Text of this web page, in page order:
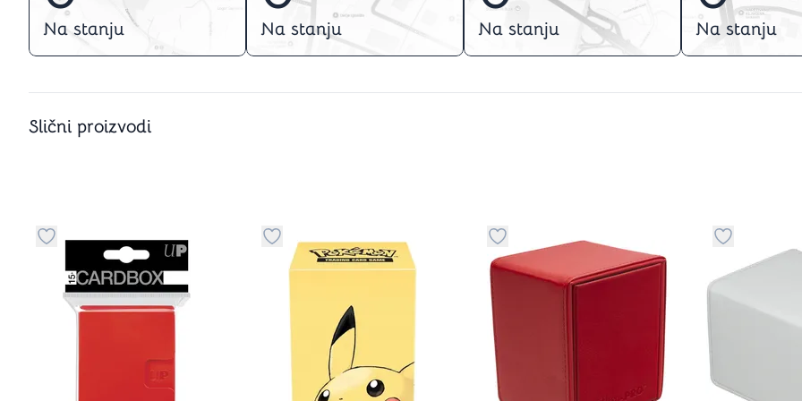
Na stanju Na stanju Na stanju Na stanju
Slični proizvodi
kategoriju omiljeno
Dugme za dodavanje stvari u kategoriju omiljenoDugme za dodavanje stvari u kategoriju omiljenoDugme za dodavanje stvari u kategoriju omiljeno
Dugme za